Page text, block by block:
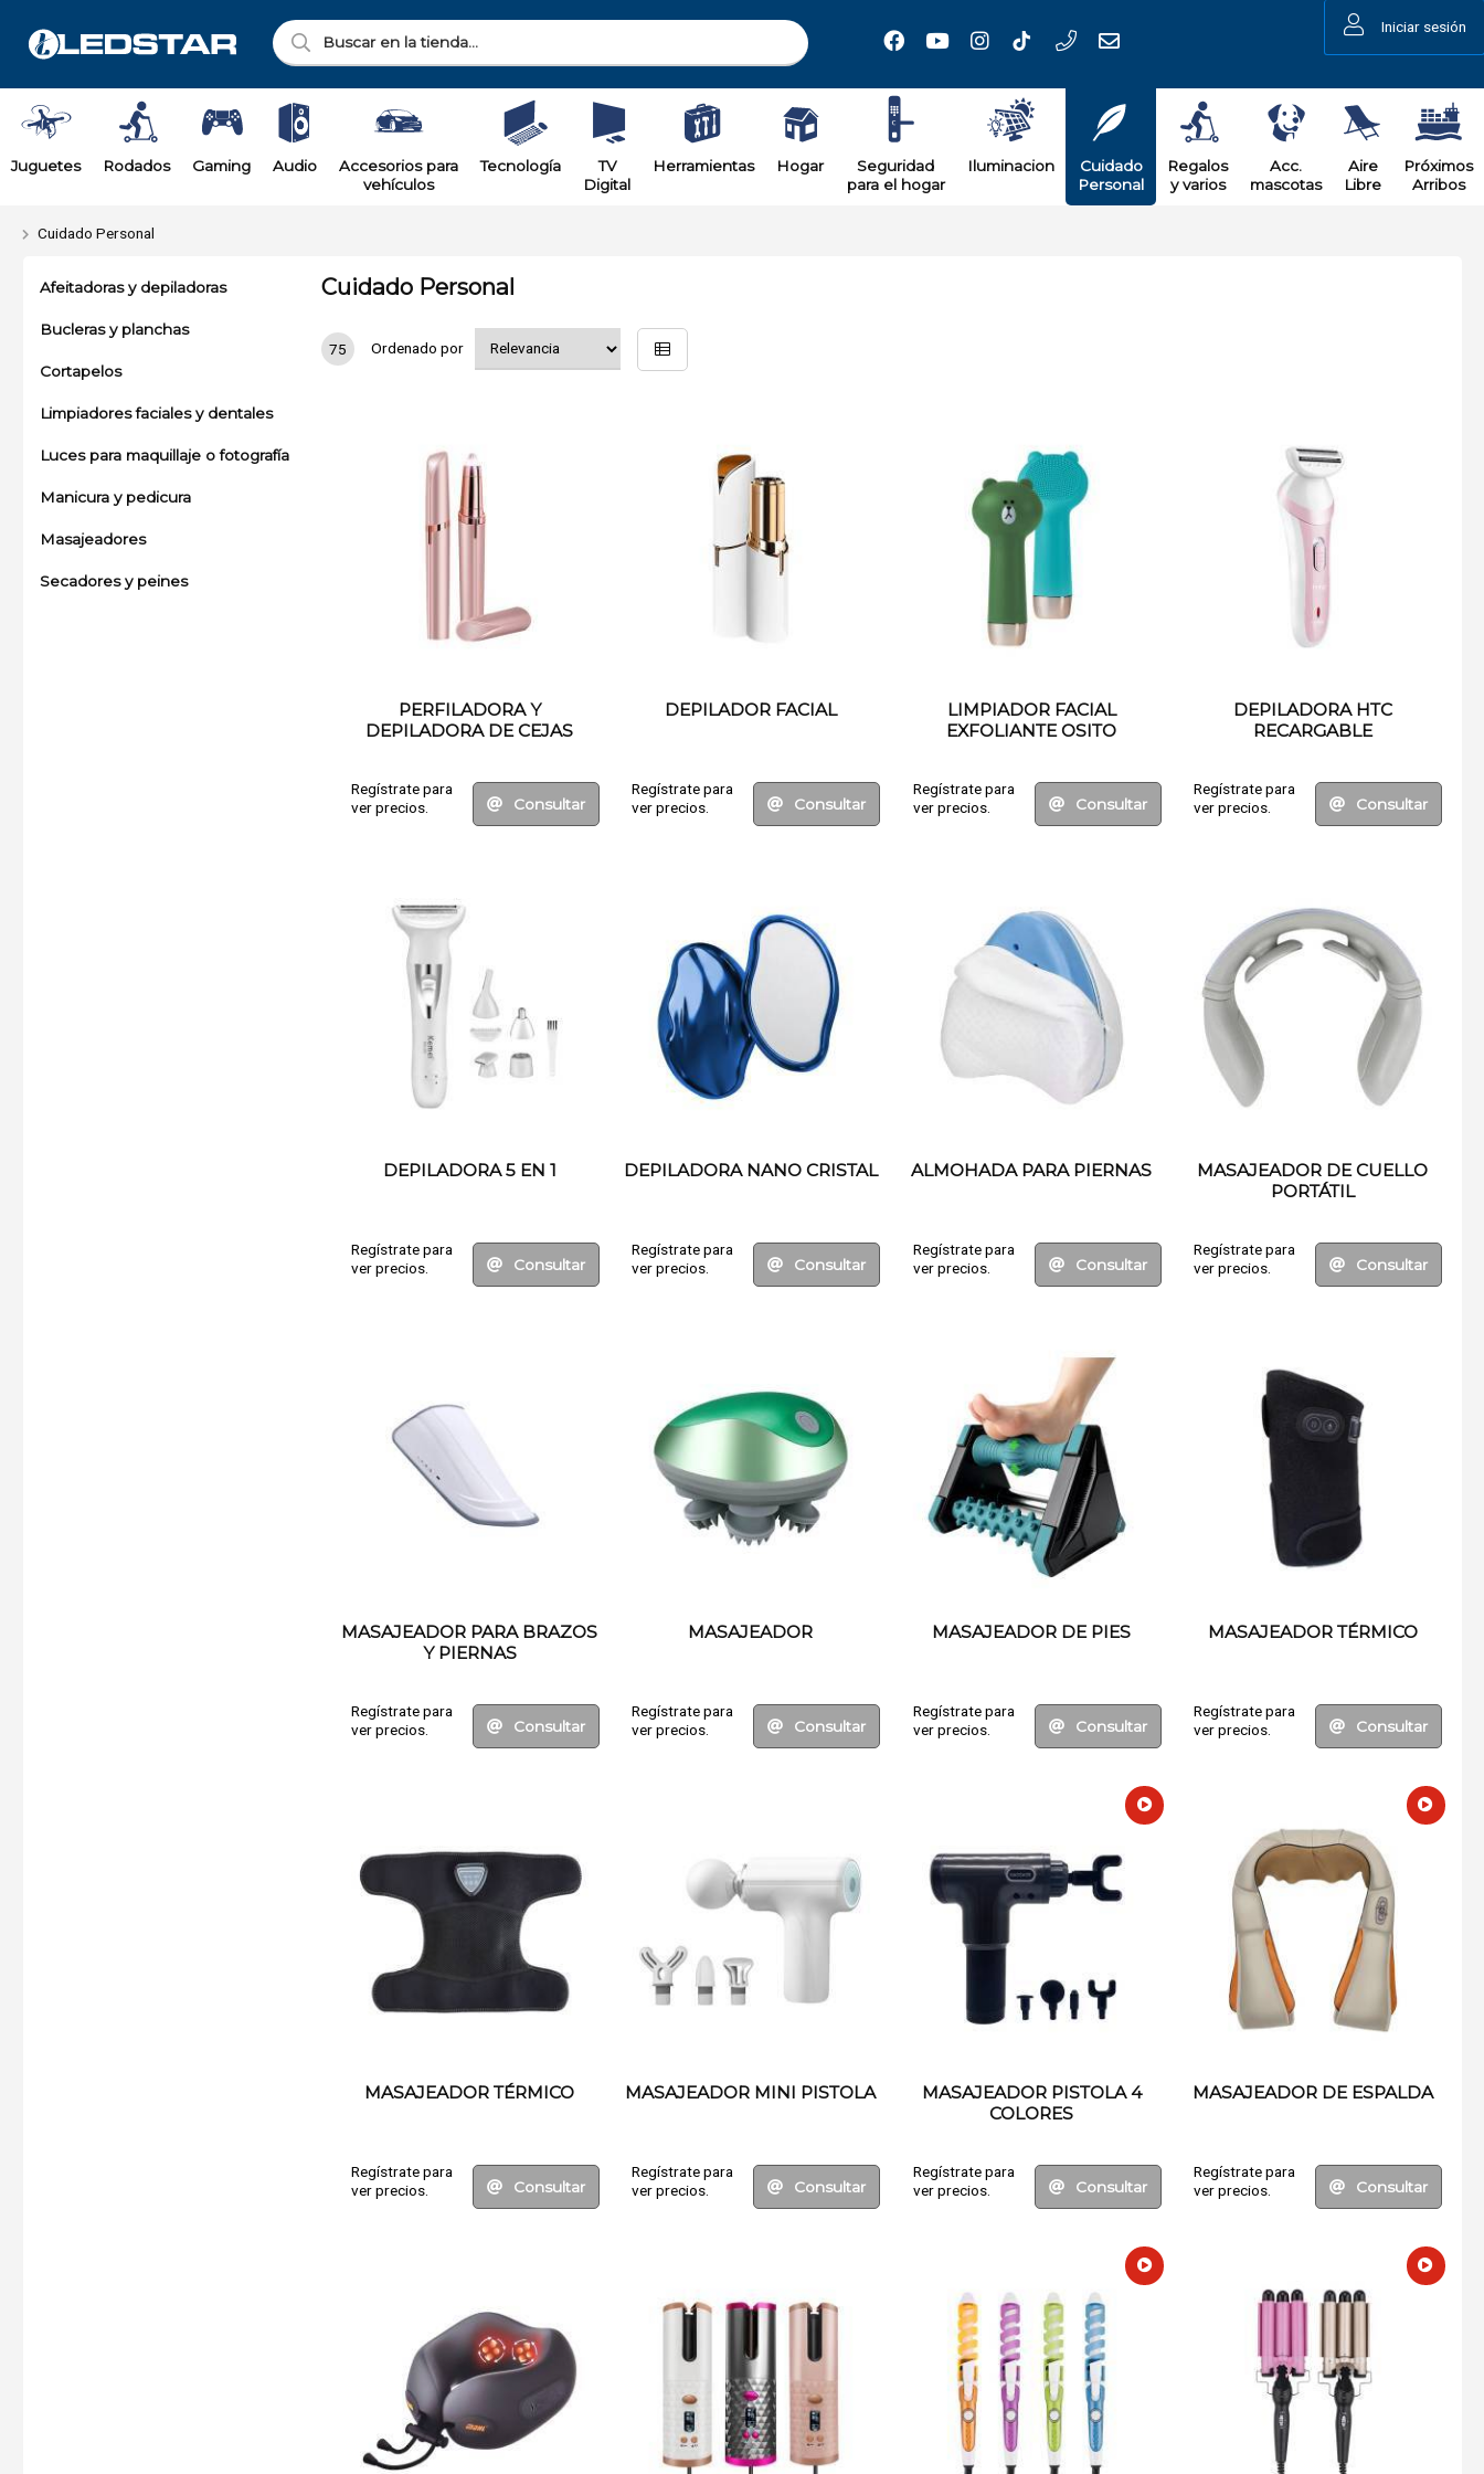
Iniciar sesión
Juguetes Rodados Gaming Audio
Accesorios para
vehículos
Tecnología
TV
Digital
Herramientas Hogar
Seguridad
para el hogar
Iluminacion
Cuidado
Personal
Regalos
y varios
Acc.
mascotas
Aire
Libre
Próximos
Arribos
Cuidado Personal
Afeitadoras y depiladoras
Bucleras y planchas
Cortapelos
Limpiadores faciales y dentales
Luces para maquillaje o fotografía
Manicura y pedicura
Masajeadores
Secadores y peines
Cuidado Personal
75 Ordenado por
PERFILADORA Y
DEPILADORA DE CEJAS
Regístrate para
ver precios.
Consultar
DEPILADOR FACIAL
Regístrate para
ver precios.
Consultar
LIMPIADOR FACIAL
EXFOLIANTE OSITO
Regístrate para
ver precios.
Consultar
DEPILADORA HTC
RECARGABLE
Regístrate para
ver precios.
Consultar
DEPILADORA 5 EN 1
Regístrate para
ver precios.
Consultar
DEPILADORA NANO CRISTAL
Regístrate para
ver precios.
Consultar
ALMOHADA PARA PIERNAS
Regístrate para
ver precios.
Consultar
MASAJEADOR DE CUELLO
PORTÁTIL
Regístrate para
ver precios.
Consultar
MASAJEADOR PARA BRAZOS
Y PIERNAS
Regístrate para
ver precios.
Consultar
MASAJEADOR
Regístrate para
ver precios.
Consultar
MASAJEADOR DE PIES
Regístrate para
ver precios.
Consultar
MASAJEADOR TÉRMICO
Regístrate para
ver precios.
Consultar
MASAJEADOR TÉRMICO
Regístrate para
ver precios.
Consultar
MASAJEADOR MINI PISTOLA
Regístrate para
ver precios.
Consultar
MASAJEADOR PISTOLA 4
COLORES
Regístrate para
ver precios.
Consultar
MASAJEADOR DE ESPALDA
Regístrate para
ver precios.
Consultar